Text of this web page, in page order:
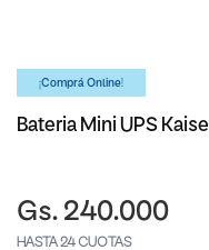
¡Comprá Online!
Bateria Mini UPS Kaise
Gs. 240.000
HASTA 24 CUOTAS